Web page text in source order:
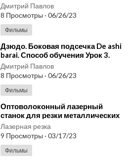
Дмитрий Павлов
8 Просмотры · 06/26/23
Фильмы
⁣Дзюдо. Боковая подсечка De ashi
barai. Способ обучения Урок 3.
Дмитрий Павлов
8 Просмотры · 06/26/23
Фильмы
⁣Оптоволоконный лазерный
станок для резки металлических
листов/Резка металла лазером
lazervorota.shop
Лазерная резка
9 Просмотры · 03/17/23
Фильмы